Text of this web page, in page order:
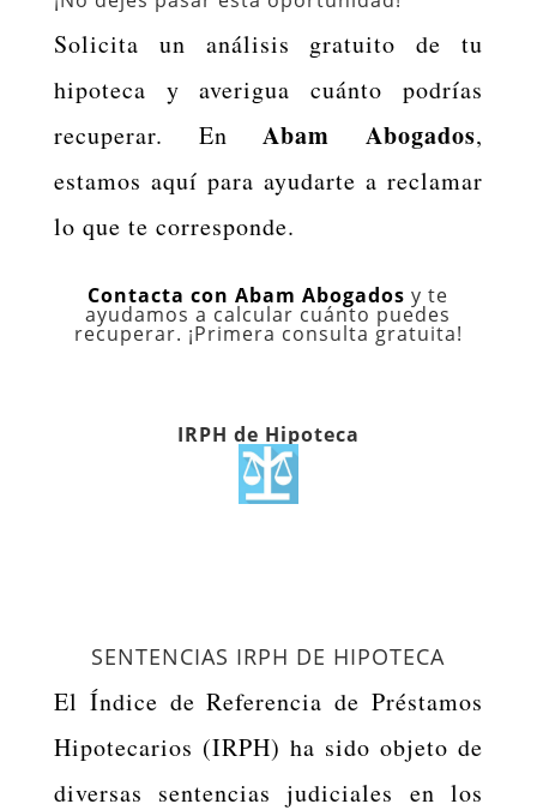
Solicita un análisis gratuito de tu
hipoteca y averigua cuánto podrías
recuperar. EnAbam Abogados,
estamos aquí para ayudarte a reclamar
lo que te corresponde.
Contacta con Abam Abogados y te
ayudamos a calcular cuánto puedes
recuperar. ¡Primera consulta gratuita!
IRPH de Hipoteca
SENTENCIAS IRPH DE HIPOTECA
El Índice de Referencia de Préstamos
Hipotecarios (IRPH) ha sido objeto de
diversas sentencias judiciales en los